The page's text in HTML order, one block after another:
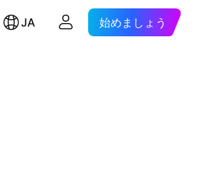
JA 始めましょう